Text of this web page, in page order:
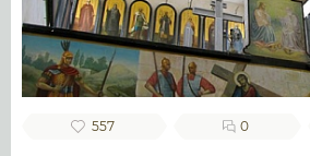
557 0